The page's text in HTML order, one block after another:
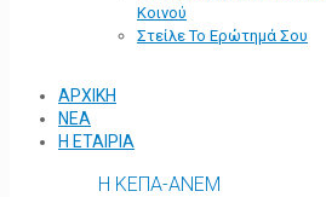
Κοινού
Στείλε Το Ερώτημά Σου
ΑΡΧΙΚΗ
ΝΕΑ
Η ΕΤΑΙΡΙΑ
Η ΚΕΠΑ-ΑΝΕΜ